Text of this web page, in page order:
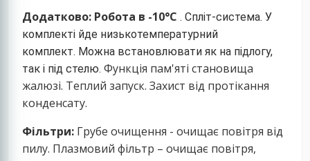
Додатково: Робота в -10°С . Спліт-система. У
комплекті йде низькотемпературний
комплект. Можна встановлювати як на підлогу,
так і під стелю. Функція пам'яті становища
жалюзі. Теплий запуск. Захист від протікання
конденсату.
Фільтри: Грубе очищення - очищає повітря від
пилу. Плазмовий фільтр – очищає повітря,